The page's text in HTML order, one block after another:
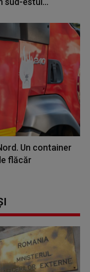
Un container
flăcăr